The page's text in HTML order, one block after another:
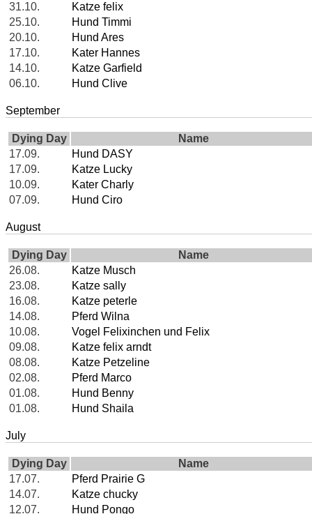
31.10.
Katze felix
25.10.
Hund Timmi
20.10.
Hund Ares
17.10.
Kater Hannes
14.10.
Katze Garfield
06.10.
Hund Clive
September
Dying Day
Name
17.09.
Hund DASY
17.09.
Katze Lucky
10.09.
Kater Charly
07.09.
Hund Ciro
August
Dying Day
Name
26.08.
Katze Musch
23.08.
Katze sally
16.08.
Katze peterle
14.08.
Pferd Wilna
10.08.
Vogel Felixinchen und Felix
09.08.
Katze felix arndt
08.08.
Katze Petzeline
02.08.
Pferd Marco
01.08.
Hund Benny
01.08.
Hund Shaila
July
Dying Day
Name
17.07.
Pferd Prairie G
14.07.
Katze chucky
12.07.
Hund Pongo